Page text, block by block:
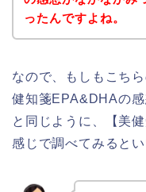
ったんですよね。
なので、もしもこち
健知箋EPA&DHAの
と同じように、【美
感じで調べてみると